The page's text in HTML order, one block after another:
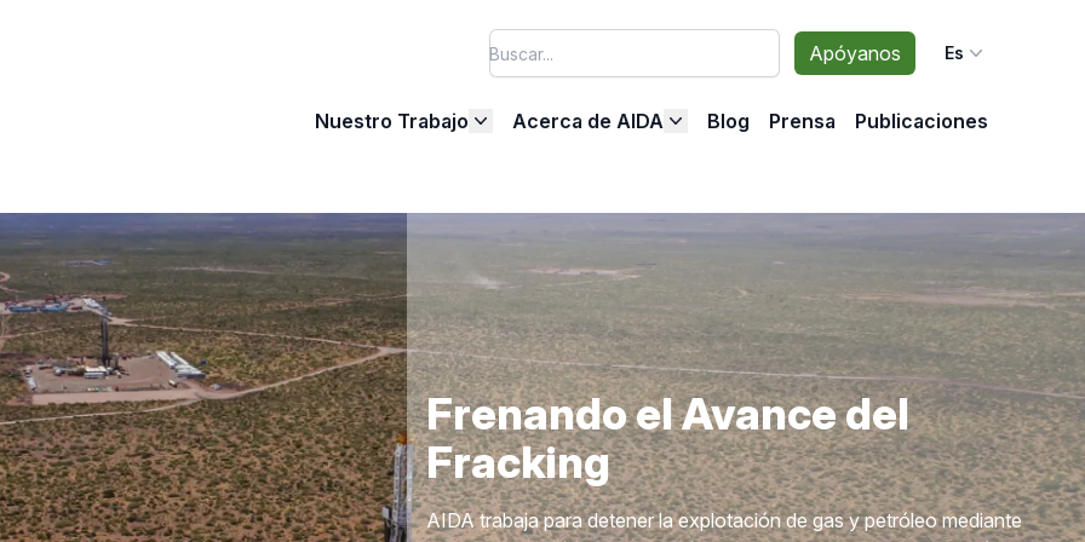
Apóyanos Es
Nuestro Trabajo Acerca de AIDA Blog Prensa Publicaciones
Frenando el Avance del
Fracking
AIDA trabaja para detener la explotación de gas y petróleo mediante